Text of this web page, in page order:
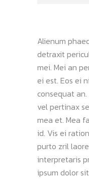
Alienum
detraxit
mei. Mei an
ei est. Eos ei
consequat
vel pertinax
mea et. Mea
id. Vis ei
purto zril
interpretaris
ipsum dolor